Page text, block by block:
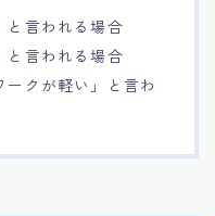
と言われる場合
と言われる場合
ークが軽い」と言わ